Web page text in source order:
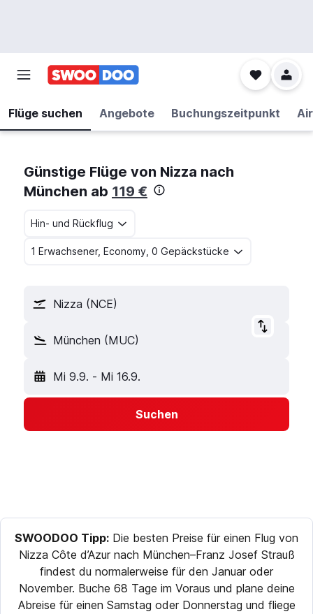
Flüge suchen Angebote Buchungszeitpunkt
Günstige Flüge von Nizza nach
München ab 119 €
Hin- und Rückflug
1 Erwachsener, Economy, 0 Gepäckstücke
Nizza (NCE)
München (MUC)
Mi 9.9. - Mi 16.9.
Suchen
SWOODOO Tipp: Die besten Preise für einen Flug von
Nizza Côte d’Azur nach München–Franz Josef Strauß
findest du normalerweise für den Januar oder
November. Buche 68 Tage im Voraus und plane deine
Abreise für einen Samstag oder Donnerstag und fliege